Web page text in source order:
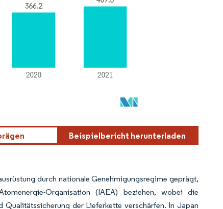
Beispielbericht herunterladen
durch nationale Genehmigungsregime geprägt,
Organisation (IAEA) beziehen, wobei die
der Lieferkette verschärfen. In Japan